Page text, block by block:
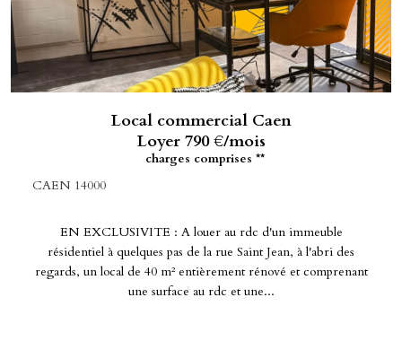
Local commercial Caen
Loyer 790 €/mois
charges comprises **
CAEN 14000
EN EXCLUSIVITE : A louer au rdc d'un immeuble
résidentiel à quelques pas de la rue Saint Jean, à l'abri des
regards, un local de 40 m² entièrement rénové et comprenant
une surface au rdc et une...